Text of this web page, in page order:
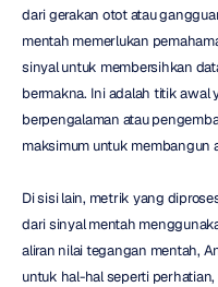
dari gerakan otot atau
mentah memerlukan
sinyal untuk membersihkan
bermakna. Ini adalah titik awal
berpengalaman atau
maksimum untuk membangun
Di sisi lain, metrik yang
dari sinyal mentah
aliran nilai tegangan mentah,
untuk hal-hal seperti